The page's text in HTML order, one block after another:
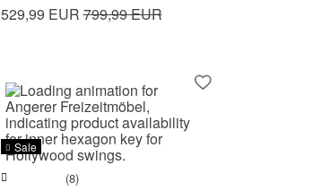
529,99 EUR799,99 EUR
Sale
(8)